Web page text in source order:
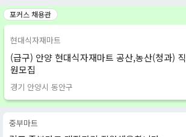
포커스 채용관
현대식자재마트
(급구) 안양 현대식자재마트 공산,농산(청과) 직
원모집
경기 안양시 동안구
중부마트